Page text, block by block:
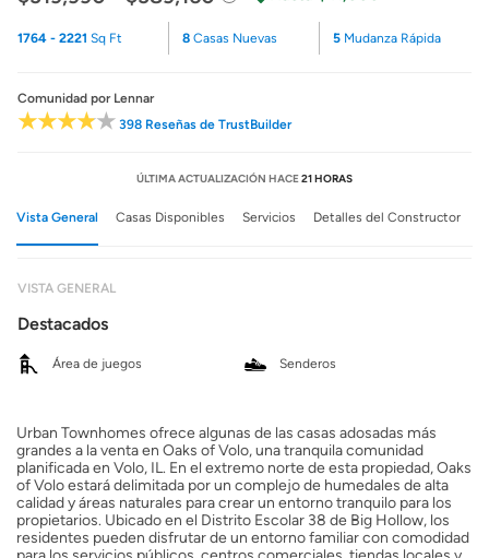
1764 - 2221 Sq Ft 8Casas Nuevas 5 Mudanza Rápida
Comunidad por Lennar
398 Reseñas de TrustBuilder
ÚLTIMA ACTUALIZACIÓN HACE21 HORAS
Vista General Casas Disponibles Servicios Detalles del Constructor
VISTA GENERAL
Destacados
Área de juegos Senderos
Urban Townhomes ofrece algunas de las casas adosadas más
grandes a la venta en Oaks of Volo, una tranquila comunidad
planificada en Volo, IL. En el extremo norte de esta propiedad, Oaks
of Volo estará delimitada por un complejo de humedales de alta
calidad y áreas naturales para crear un entorno tranquilo para los
propietarios. Ubicado en el Distrito Escolar 38 de Big Hollow, los
residentes pueden disfrutar de un entorno familiar con comodidad